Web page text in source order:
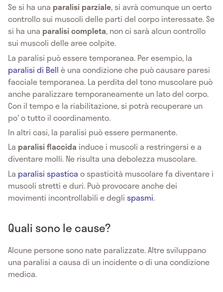
Se si ha una paralisi parziale, si avrà comunque un certo
controllo sui muscoli delle parti del corpo interessate. Se
si ha una paralisi completa, non ci sarà alcun controllo
sui muscoli delle aree colpite.
La paralisi può essere temporanea. Per esempio, la
paralisi di Bell è una condizione che può causare paresi
facciale temporanea. La perdita del tono muscolare può
anche paralizzare temporaneamente un lato del corpo.
Con il tempo e la riabilitazione, si potrà recuperare un
po' o tutto il coordinamento.
In altri casi, la paralisi può essere permanente.
La paralisi flaccida induce i muscoli a restringersi e a
diventare molli. Ne risulta una debolezza muscolare.
La paralisi spastica o spasticità muscolare fa diventare i
muscoli stretti e duri. Può provocare anche dei
movimenti incontrollabili e degli spasmi.
Quali sono le cause?
Alcune persone sono nate paralizzate. Altre sviluppano
una paralisi a causa di un incidente o di una condizione
medica.